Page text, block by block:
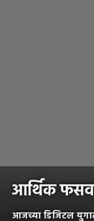
आर्थिक
आजच्या डिजिटल